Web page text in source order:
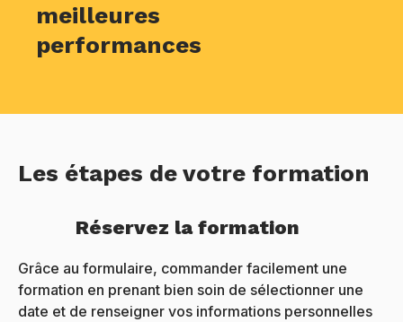
meilleures
performances
Les étapes de votre formation
Réservez la formation
Grâce au formulaire, commander facilement une
formation en prenant bien soin de sélectionner une
date et de renseigner vos informations personnelles